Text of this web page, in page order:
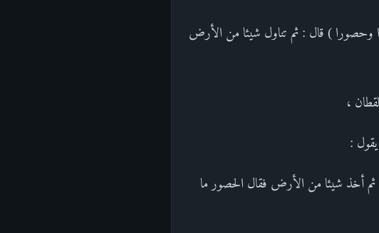
وحصورا ) قال : ثم تناول شيئا من الأرض
،
:
ثم أخذ شيئا من الأرض فقال الحصور ما